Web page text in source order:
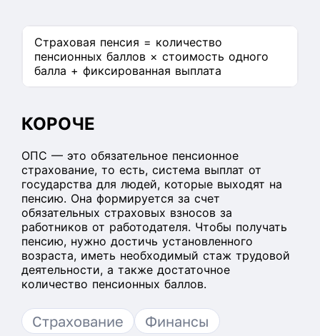
Страховая пенсия = количество
пенсионных баллов × стоимость одного
балла + фиксированная выплата
КОРОЧЕ
ОПС — это обязательное пенсионное
страхование, то есть, система выплат от
государства для людей, которые выходят на
пенсию. Она формируется за счет
обязательных страховых взносов за
работников от работодателя. Чтобы получать
пенсию, нужно достичь установленного
возраста, иметь необходимый стаж трудовой
деятельности, а также достаточное
количество пенсионных баллов.
Страхование Финансы